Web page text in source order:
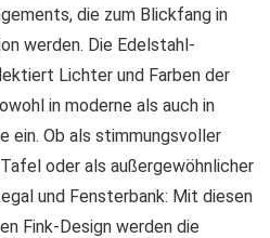
die zum Blickfang in
werden. Die Edelstahl-
Lichter und Farben der
in moderne als auch in
ein. Ob als stimmungsvoller
oder als außergewöhnlicher
und Fensterbank: Mit diesen
Fink-Design werden die